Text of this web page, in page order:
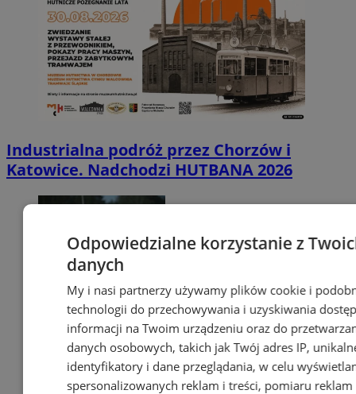
Industrialna podróż przez Chorzów i
Katowice. Nadchodzi HUTBANA 2026
Odpowiedzialne korzystanie z
danych
My i nasi partnerzy używamy plików cookie i
technologii do przechowywania i uzyskiwania
informacji na Twoim urządzeniu oraz do
danych osobowych, takich jak Twój adres IP,
identyfikatory i dane przeglądania, w celu
spersonalizowanych reklam i treści, pomiaru reklam